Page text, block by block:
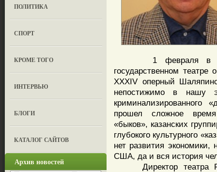
ПОЛИТИКА
СПОРТ
КРОМЕ ТОГО
ИНТЕРВЬЮ
БЛОГИ
КАТАЛОГ САЙТОВ
Архив новостей
1 февраля в
государственном
XXXIV оперный
непостижимо в нашу
криминализированного
прошел сложное
«быков», казанских
глубокого культурного
нет развития
США, да и вся история
Директор театра